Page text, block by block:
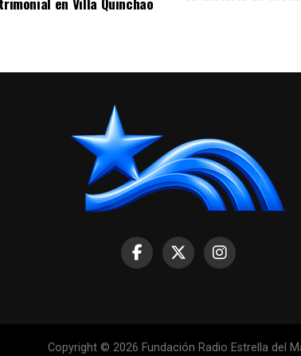
Copyright © 2026 Fundación Radio Estrella del